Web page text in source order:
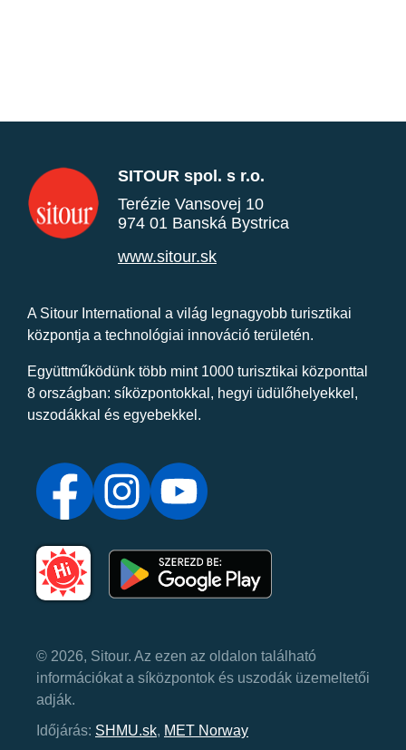
SITOUR spol. s r.o.
Terézie Vansovej 10
974 01 Banská Bystrica
www.sitour.sk
A Sitour International a világ legnagyobb turisztikai
központja a technológiai innováció területén.
Együttműködünk több mint 1000 turisztikai központtal
8 országban: síközpontokkal, hegyi üdülőhelyekkel,
uszodákkal és egyebekkel.
© 2026, Sitour. Az ezen az oldalon található
információkat a síközpontok és uszodák üzemeltetői
adják.
Időjárás: SHMU.sk, MET Norway